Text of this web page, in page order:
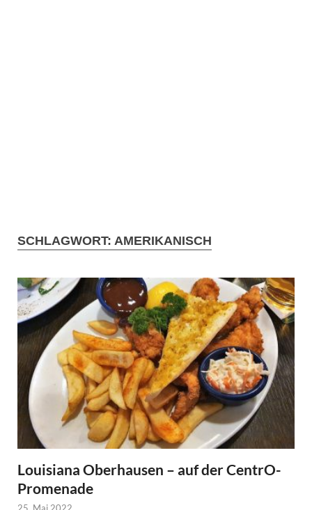
SCHLAGWORT: AMERIKANISCH
Louisiana Oberhausen – auf der CentrO-
Promenade
25. Mai 2022